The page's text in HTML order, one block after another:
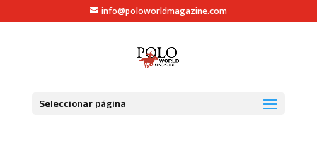
info@poloworldmagazine.com
Seleccionar página